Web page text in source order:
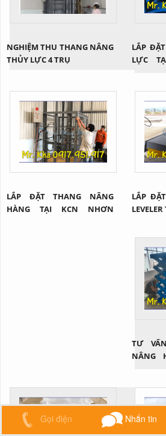
NGHIỆM THU THANG NÂNG
THỦY LỰC 4 TRỤ
LẮP
LỰC
LẮP ĐẶT THANG NÂNG
HÀNG TẠI KCN NHƠN
LẮP
TƯ
NÂNG
Gọi điện Nhắn tin